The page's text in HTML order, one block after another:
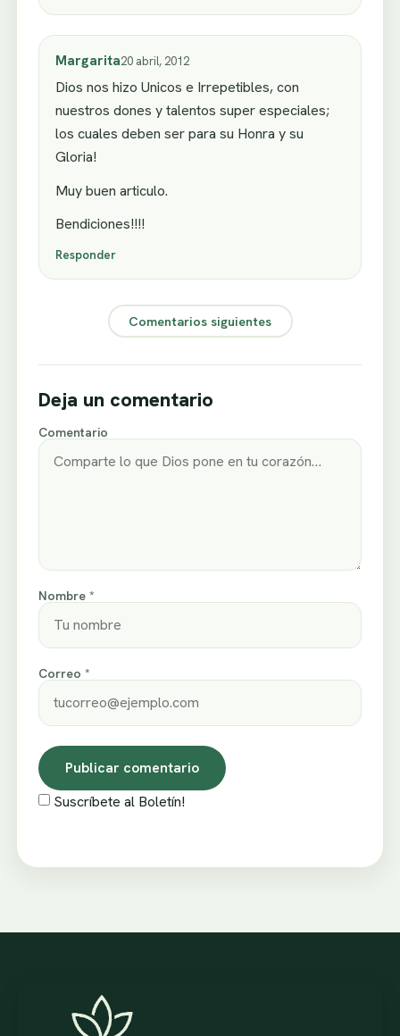
Margarita20 abril, 2012
Dios nos hizo Unicos e Irrepetibles, con
nuestros dones y talentos super especiales;
los cuales deben ser para su Honra y su
Gloria!
Muy buen articulo.
Bendiciones!!!!
Responder
Comentarios siguientes
Deja un comentario
Comentario
Nombre *
Correo *
Suscríbete al Boletín!